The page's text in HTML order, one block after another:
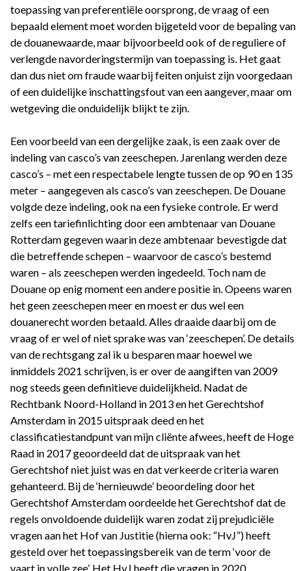
toepassing van preferentiële oorsprong, de vraag of een
bepaald element moet worden bijgeteld voor de bepaling van
de douanewaarde, maar bijvoorbeeld ook of de reguliere of
verlengde navorderingstermijn van toepassing is. Het gaat
dan dus niet om fraude waarbij feiten onjuist zijn voorgedaan
of een duidelijke inschattingsfout van een aangever, maar om
wetgeving die onduidelijk blijkt te zijn.
Een voorbeeld van een dergelijke zaak, is een zaak over de
indeling van casco’s van zeeschepen. Jarenlang werden deze
casco’s – met een respectabele lengte tussen de op 90 en 135
meter – aangegeven als casco’s van zeeschepen. De Douane
volgde deze indeling, ook na een fysieke controle. Er werd
zelfs een tariefinlichting door een ambtenaar van Douane
Rotterdam gegeven waarin deze ambtenaar bevestigde dat
die betreffende schepen – waarvoor de casco’s bestemd
waren – als zeeschepen werden ingedeeld. Toch nam de
Douane op enig moment een andere positie in. Opeens waren
het geen zeeschepen meer en moest er dus wel een
douanerecht worden betaald. Alles draaide daarbij om de
vraag of er wel of niet sprake was van ‘zeeschepen’. De details
van de rechtsgang zal ik u besparen maar hoewel we
inmiddels 2021 schrijven, is er over de aangiften van 2009
nog steeds geen definitieve duidelijkheid. Nadat de
Rechtbank Noord-Holland in 2013 en het Gerechtshof
Amsterdam in 2015 uitspraak deed en het
classificatiestandpunt van mijn cliënte afwees, heeft de Hoge
Raad in 2017 geoordeeld dat de uitspraak van het
Gerechtshof niet juist was en dat verkeerde criteria waren
gehanteerd. Bij de ‘hernieuwde’ beoordeling door het
Gerechtshof Amsterdam oordeelde het Gerechtshof dat de
regels onvoldoende duidelijk waren zodat zij prejudiciële
vragen aan het Hof van Justitie (hierna ook: “HvJ”) heeft
gesteld over het toepassingsbereik van de term ‘voor de
vaart in volle zee’. Het HvJ heeft die vragen in 2020